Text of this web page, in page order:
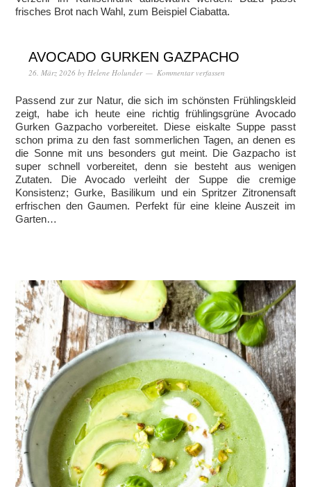
frisches Brot nach Wahl, zum Beispiel Ciabatta.
AVOCADO GURKEN GAZPACHO
26. März 2026 by Helene Holunder Kommentar verfassen
Passend zur zur Natur, die sich im schönsten Frühlingskleid
zeigt, habe ich heute eine richtig frühlingsgrüne Avocado
Gurken Gazpacho vorbereitet. Diese eiskalte Suppe passt
schon prima zu den fast sommerlichen Tagen, an denen es
die Sonne mit uns besonders gut meint. Die Gazpacho ist
super schnell vorbereitet, denn sie besteht aus wenigen
Zutaten. Die Avocado verleiht der Suppe die cremige
Konsistenz; Gurke, Basilikum und ein Spritzer Zitronensaft
erfrischen den Gaumen. Perfekt für eine kleine Auszeit im
Garten…